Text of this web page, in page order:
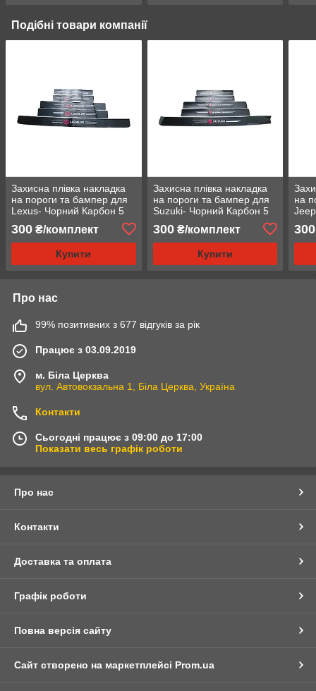
Подібні товари компанії
Захисна плівка накладка
на пороги та бампер для
Lexus- Чорний Карбон 5
300 ₴/комплект
Купити
Захисна плівка накладка
на пороги та бампер для
Suzuki- Чорний Карбон 5
300₴/комплект
Купити
на
300
Про нас
99% позитивних з 677 відгуків за рік
Працює з 03.09.2019
м. Біла Церква
вул. Автовокзальна 1, Біла Церква, Україна
Контакти
Сьогодні працює з 09:00 до 17:00
Показати весь графік роботи
Про нас
Контакти
Доставка та оплата
Графік роботи
Повна версія сайту
Сайт створено на маркетплейсі Prom.ua